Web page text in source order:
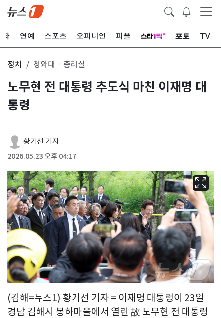
화 연예 스포츠 오피니언 피플 포토 TV
정치 청와대ㆍ총리실
노무현 전 대통령 추도식 마친 이재명 대
통령
황기선 기자
2026.05.23 오후 04:17
(김해=뉴스1) 황기선 기자 = 이재명 대통령이 23일
경남 김해시 봉하마을에서 열린 故 노무현 전 대통령